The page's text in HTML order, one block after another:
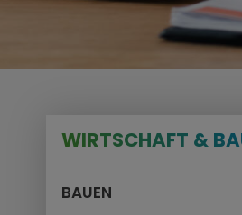
WIRTSCHAFT &
BAUEN